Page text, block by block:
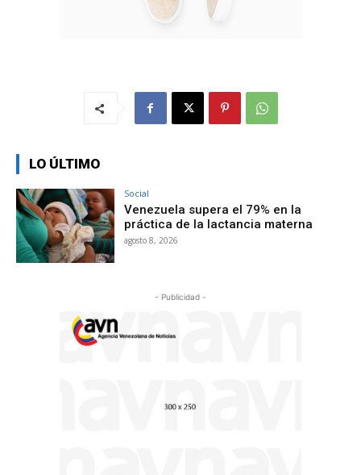
LO ÚLTIMO
Social
Venezuela supera el 79% en la
práctica de la lactancia materna
agosto 8, 2026
- Publicidad -